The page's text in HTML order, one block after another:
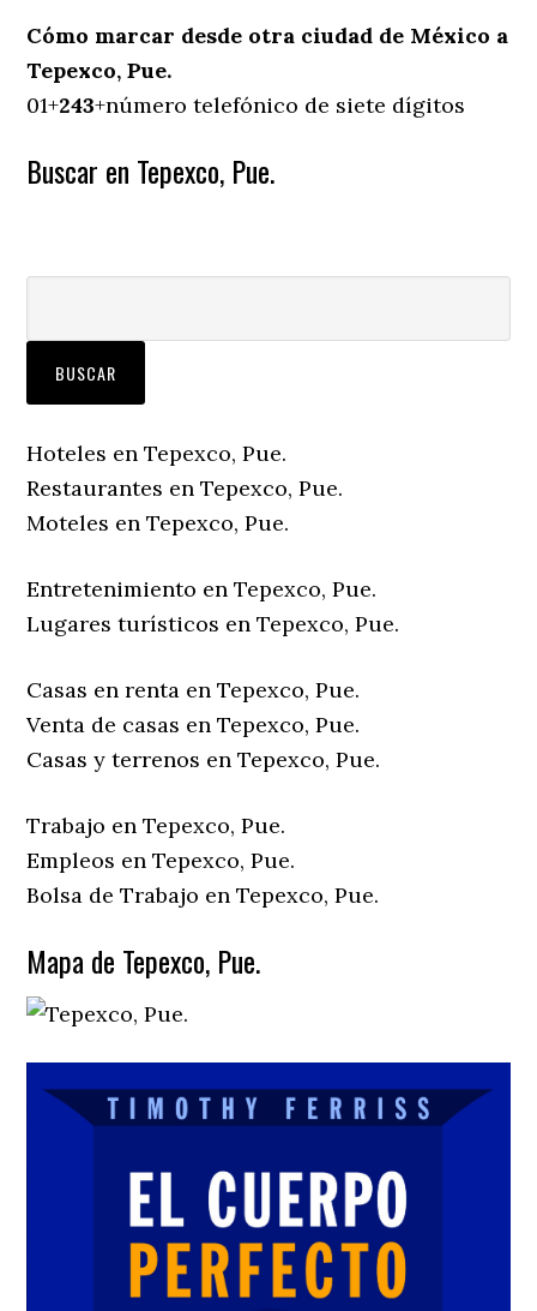
Cómo marcar desde otra ciudad de México a
Tepexco, Pue.
01+243+número telefónico de siete dígitos
Buscar en Tepexco, Pue.
Hoteles en Tepexco, Pue.
Restaurantes en Tepexco, Pue.
Moteles en Tepexco, Pue.
Entretenimiento en Tepexco, Pue.
Lugares turísticos en Tepexco, Pue.
Casas en renta en Tepexco, Pue.
Venta de casas en Tepexco, Pue.
Casas y terrenos en Tepexco, Pue.
Trabajo en Tepexco, Pue.
Empleos en Tepexco, Pue.
Bolsa de Trabajo en Tepexco, Pue.
Mapa de Tepexco, Pue.